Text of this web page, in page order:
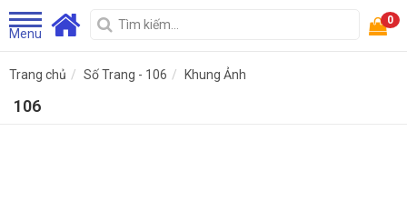
Menu
0
Trang chủ Số Trang - 106 Khung Ảnh
106